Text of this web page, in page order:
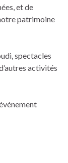
et de
patrimoine
spectacles
activités